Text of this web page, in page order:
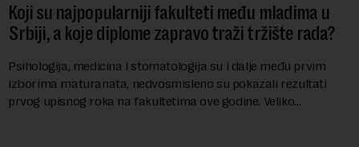
Koji su najpopularniji fakulteti među mladima u
Srbiji, a koje diplome zapravo traži tržište rada?
Psihologija, medicina i stomatologija su i dalje među prvim
izborima maturanata, nedvosmisleno su pokazali rezultati
prvog upisnog roka na fakultetima ove godine. Veliko